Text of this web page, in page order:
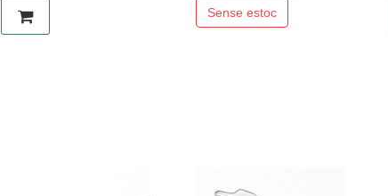
Sense estoc